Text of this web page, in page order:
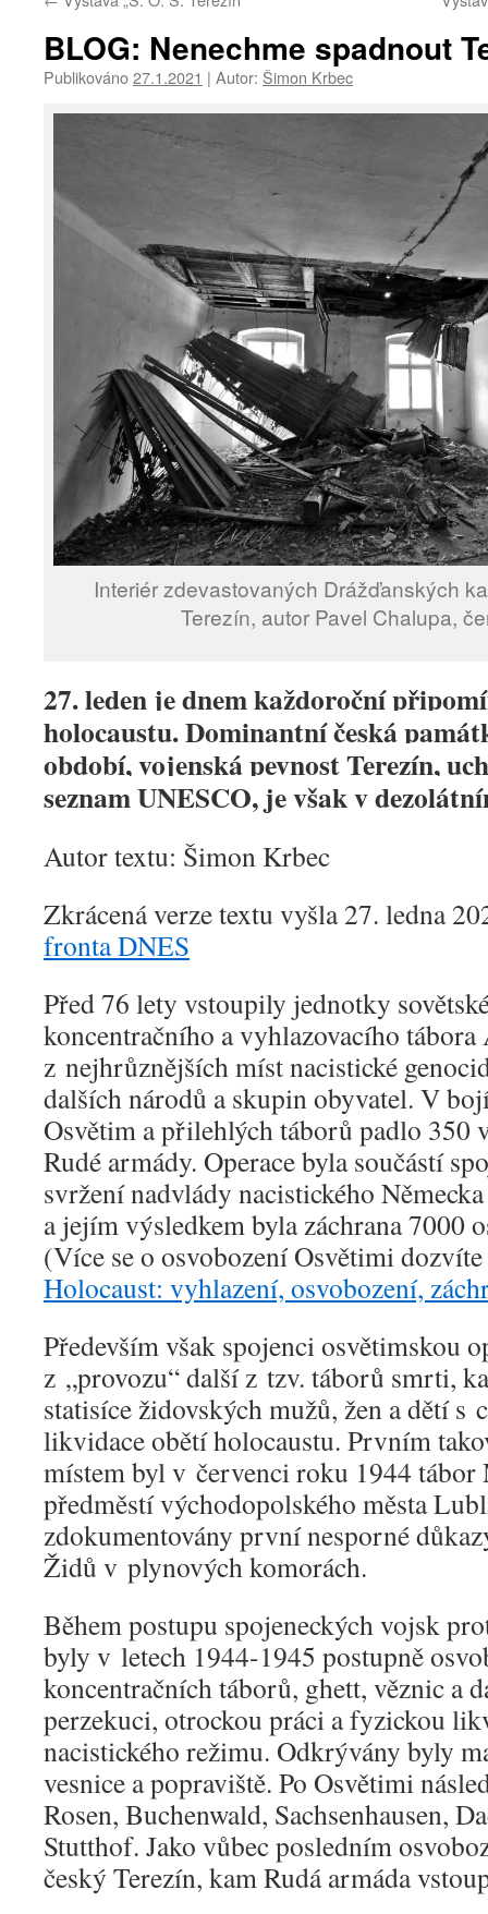
BLOG: Nenechme spadnout
Publikováno27.1.2021 | Autor: Šimon Krbec
Interiér zdevastovaných Drážďanských
Terezín, autor Pavel Chalupa,
27. leden je dnem každoroční
holocaustu. Dominantní česká
období, vojenská pevnost Terezín,
seznam UNESCO, je však v
Autor textu: Šimon Krbec
Zkrácená verze textu vyšla 27. ledna
fronta DNES
Před 76 lety vstoupily jednotky
koncentračního a vyhlazovacího
z nejhrůznějších míst nacistické
dalších národů a skupin obyvatel. V
Osvětim a přilehlých táborů padlo 350
Rudé armády. Operace byla součástí
svržení nadvlády nacistického
a jejím výsledkem byla záchrana 7000
(Více se o osvobození Osvětimi
Holocaust: vyhlazení, osvobození,
Především však spojenci osvětimskou
z „provozu“ další z tzv. táborů smrti,
statisíce židovských mužů, žen a dětí s
likvidace obětí holocaustu. Prvním
místem byl v červenci roku 1944 tábor
předměstí východopolského města
zdokumentovány první nesporné
Židů v plynových komorách.
Během postupu spojeneckých vojsk
byly v letech 1944-1945 postupně
koncentračních táborů, ghett, věznic a
perzekuci, otrockou práci a fyzickou
nacistického režimu. Odkrývány byly
vesnice a popraviště. Po Osvětimi
Rosen, Buchenwald, Sachsenhausen,
Stutthof. Jako vůbec posledním
český Terezín, kam Rudá armáda